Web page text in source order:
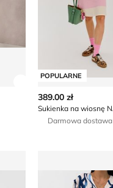
POPULARNE
389.00 zł
Darmowa dostawa